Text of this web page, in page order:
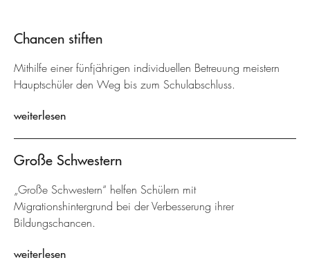
Chancen stiften
Mithilfe einer fünfjährigen individuellen Betreuung meistern
Hauptschüler den Weg bis zum Schulabschluss.
weiterlesen
Große Schwestern
„Große Schwestern“ helfen Schülern mit
Migrationshintergrund bei der Verbesserung ihrer
Bildungschancen.
weiterlesen